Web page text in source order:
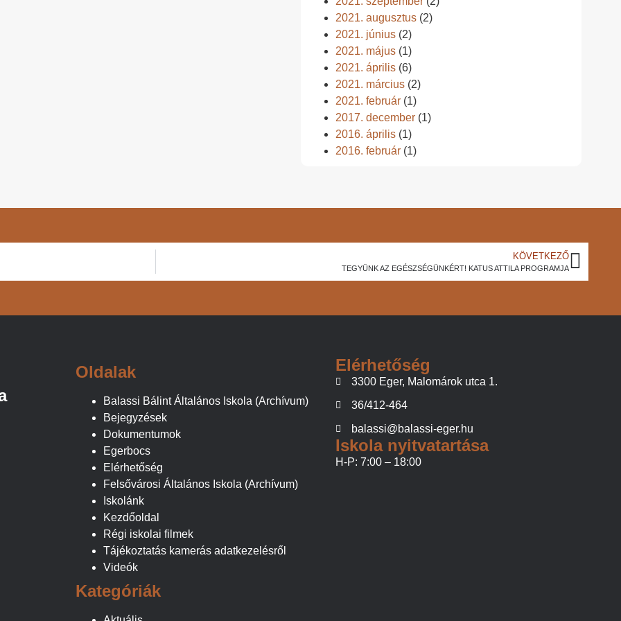
2021. augusztus (2)
2021. június (2)
2021. május (1)
2021. április (6)
2021. március (2)
2021. február (1)
2017. december (1)
2016. április (1)
2016. február (1)
KÖVETKEZŐ
TEGYÜNK AZ EGÉSZSÉGÜNKÉRT! KATUS ATTILA PROGRAMJA
Oldalak
Balassi Bálint Általános Iskola (Archívum)
Bejegyzések
Dokumentumok
Egerbocs
Elérhetőség
Felsővárosi Általános Iskola (Archívum)
Iskolánk
Kezdőoldal
Régi iskolai filmek
Tájékoztatás kamerás adatkezelésről
Videók
Kategóriák
Elérhetőség
3300 Eger, Malomárok utca 1.
36/412-464
balassi@balassi-eger.hu
Iskola nyitvatartása
H-P: 7:00 – 18:00